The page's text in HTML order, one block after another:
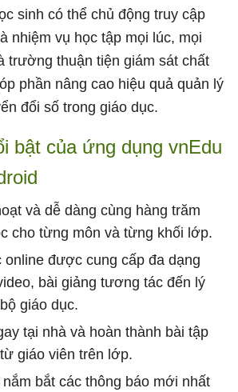
sinh có thể chủ động truy cập
nhiệm vụ học tập mọi lúc, mọi
trường thuận tiện giám sát chất
phần nâng cao hiệu quả quản lý
đổi số trong giáo dục.
bật của ứng dụng vnEdu
và dễ dàng cùng hàng trăm
cho từng môn và từng khối lớp.
online được cung cấp đa dạng
bài giảng tương tác đến lý
giáo dục.
tại nhà và hoàn thành bài tập
giáo viên trên lớp.
bắt các thông báo mới nhất